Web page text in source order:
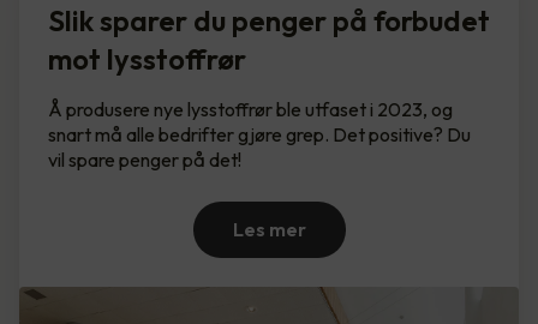
Slik sparer du penger på forbudet
mot lysstoffrør
Å produsere nye lysstoffrør ble utfaset i 2023, og
snart må alle bedrifter gjøre grep. Det positive? Du
vil spare penger på det!
Les mer